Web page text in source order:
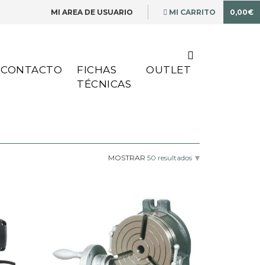
MI CARRITO 0,00€
MI AREA DE USUARIO
CONTACTO
FICHAS
TÉCNICAS
OUTLET
MOSTRAR 50 resultados